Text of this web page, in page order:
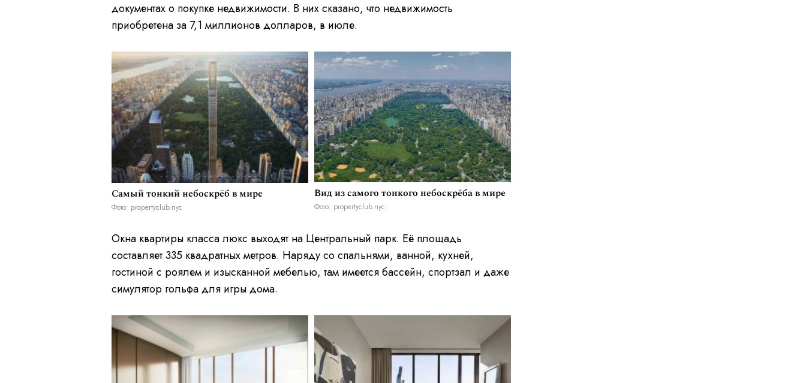
документах о покупке недвижимости. В них сказано, что недвижимость
приобретена за 7,1 миллионов долларов, в июле.
Самый тонкий небоскрёб в мире
Фото: propertyclub.nyc
Вид из самого тонкого небоскрёба в мире
Фото: propertyclub.nyc
Окна квартиры класса люкс выходят на Центральный парк. Её площадь
составляет 335 квадратных метров. Наряду со спальнями, ванной, кухней,
гостиной с роялем и изысканной мебелью, там имеется бассейн, спортзал и даже
симулятор гольфа для игры дома.